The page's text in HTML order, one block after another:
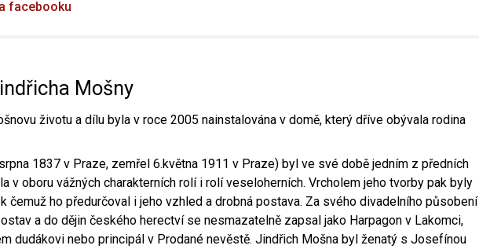
facebooku
Mošny
životu a dílu byla v roce 2005 nainstalována v domě, který dříve obývala rodina
1837 v Praze, zemřel 6.května 1911 v Praze) byl ve své době jedním z předních
v oboru vážných charakterních rolí i rolí veseloherních. Vrcholem jeho tvorby pak byly
čemuž ho předurčoval i jeho vzhled a drobná postava. Za svého divadelního působení
a do dějin českého herectví se nesmazatelně zapsal jako Harpagon v Lakomci,
dudákovi nebo principál v Prodané nevěstě. Jindřich Mošna byl ženatý s Josefínou